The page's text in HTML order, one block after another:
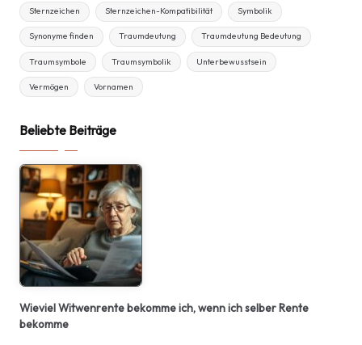
Sternzeichen Sternzeichen-Kompatibilität Symbolik
Synonyme finden Traumdeutung Traumdeutung Bedeutung
Traumsymbole Traumsymbolik Unterbewusstsein
Vermögen Vornamen
Beliebte Beiträge
Wieviel Witwenrente bekomme ich, wenn ich selber Rente
bekomme